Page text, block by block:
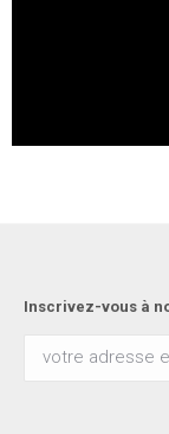
Inscrivez-vous à